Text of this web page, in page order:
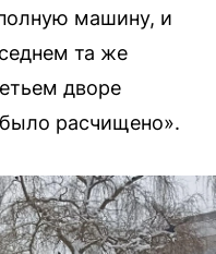
машину, и
та же
дворе
расчищено».